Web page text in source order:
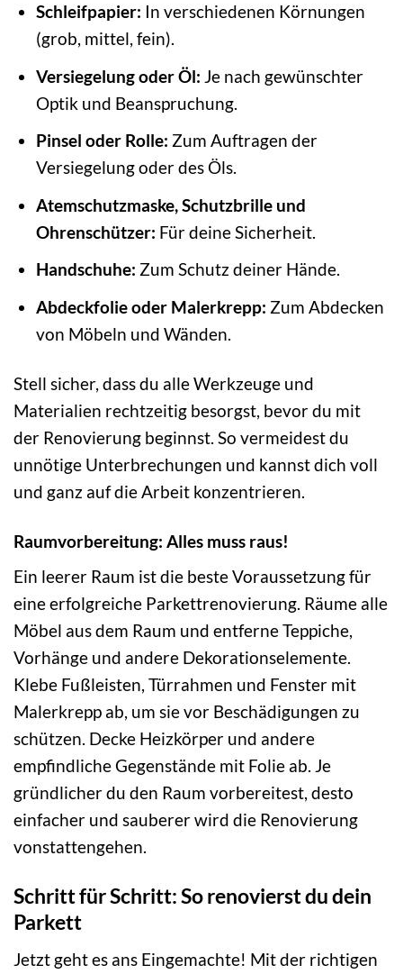
Schleifpapier: In verschiedenen Körnungen
(grob, mittel, fein).
Versiegelung oder Öl: Je nach gewünschter
Optik und Beanspruchung.
Pinsel oder Rolle: Zum Auftragen der
Versiegelung oder des Öls.
Atemschutzmaske, Schutzbrille und
Ohrenschützer: Für deine Sicherheit.
Handschuhe: Zum Schutz deiner Hände.
Abdeckfolie oder Malerkrepp: Zum Abdecken
von Möbeln und Wänden.
Stell sicher, dass du alle Werkzeuge und
Materialien rechtzeitig besorgst, bevor du mit
der Renovierung beginnst. So vermeidest du
unnötige Unterbrechungen und kannst dich voll
und ganz auf die Arbeit konzentrieren.
Raumvorbereitung: Alles muss raus!
Ein leerer Raum ist die beste Voraussetzung für
eine erfolgreiche Parkettrenovierung. Räume alle
Möbel aus dem Raum und entferne Teppiche,
Vorhänge und andere Dekorationselemente.
Klebe Fußleisten, Türrahmen und Fenster mit
Malerkrepp ab, um sie vor Beschädigungen zu
schützen. Decke Heizkörper und andere
empfindliche Gegenstände mit Folie ab. Je
gründlicher du den Raum vorbereitest, desto
einfacher und sauberer wird die Renovierung
vonstattengehen.
Schritt für Schritt: So renovierst du dein
Parkett
Jetzt geht es ans Eingemachte! Mit der richtigen